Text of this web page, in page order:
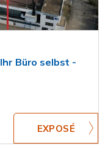
Büro selbst -